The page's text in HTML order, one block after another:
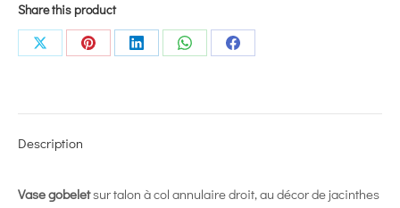
Share this product
Share
Share
Share
Share
Share
Description
Vase gobeletsur talon à col annulaire droit, au décor de jacinthes